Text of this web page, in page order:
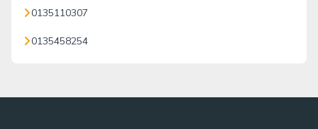
0135110307
0135458254